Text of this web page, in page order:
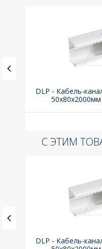
DLP - Кабель-
С ЭТИМ
DLP - Кабель-